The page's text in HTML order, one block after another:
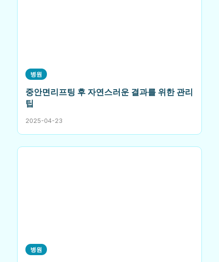
병원
중안면리프팅 후 자연스러운 결과를 위한 관리
팁
2025-04-23
병원